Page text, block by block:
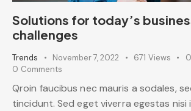
Solutions for today’s
challenges
Trends November 7, 2022 671 Views 0
0 Comments
Qroin faucibus nec mauris a sodales,
tincidunt. Sed eget viverra egestas nisi